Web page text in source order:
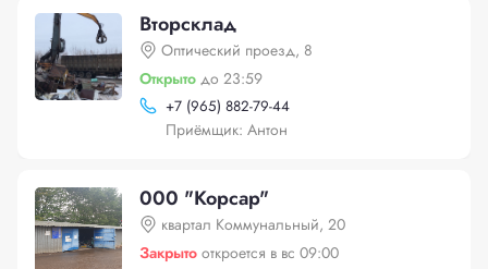
Вторсклад
Оптический проезд, 8
Открыто до 23:59
+7 (965) 882-79-44
Приёмщик: Антон
000 "Корсар"
квартал Коммунальный, 20
Закрыто откроется в вс 09:00